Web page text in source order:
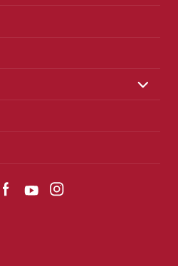
FacebookYouTubeInstagram